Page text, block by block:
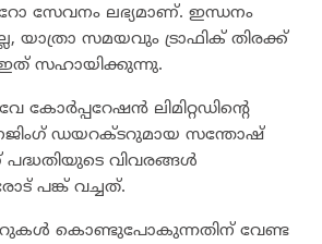
സേവനം ലഭ്യമാണ്. ഇന്ധനം
യാത്രാ സമയവും ട്രാഫിക് തിരക്ക്
സഹായിക്കുന്നു.
ലിമിറ്റഡിന്റെ
ഡയറക്ടറുമായ സന്തോഷ്
വിവരങ്ങൾ
പങ്ക് വച്ചത്.
കൊണ്ടുപോകുന്നതിന് വേണ്ട